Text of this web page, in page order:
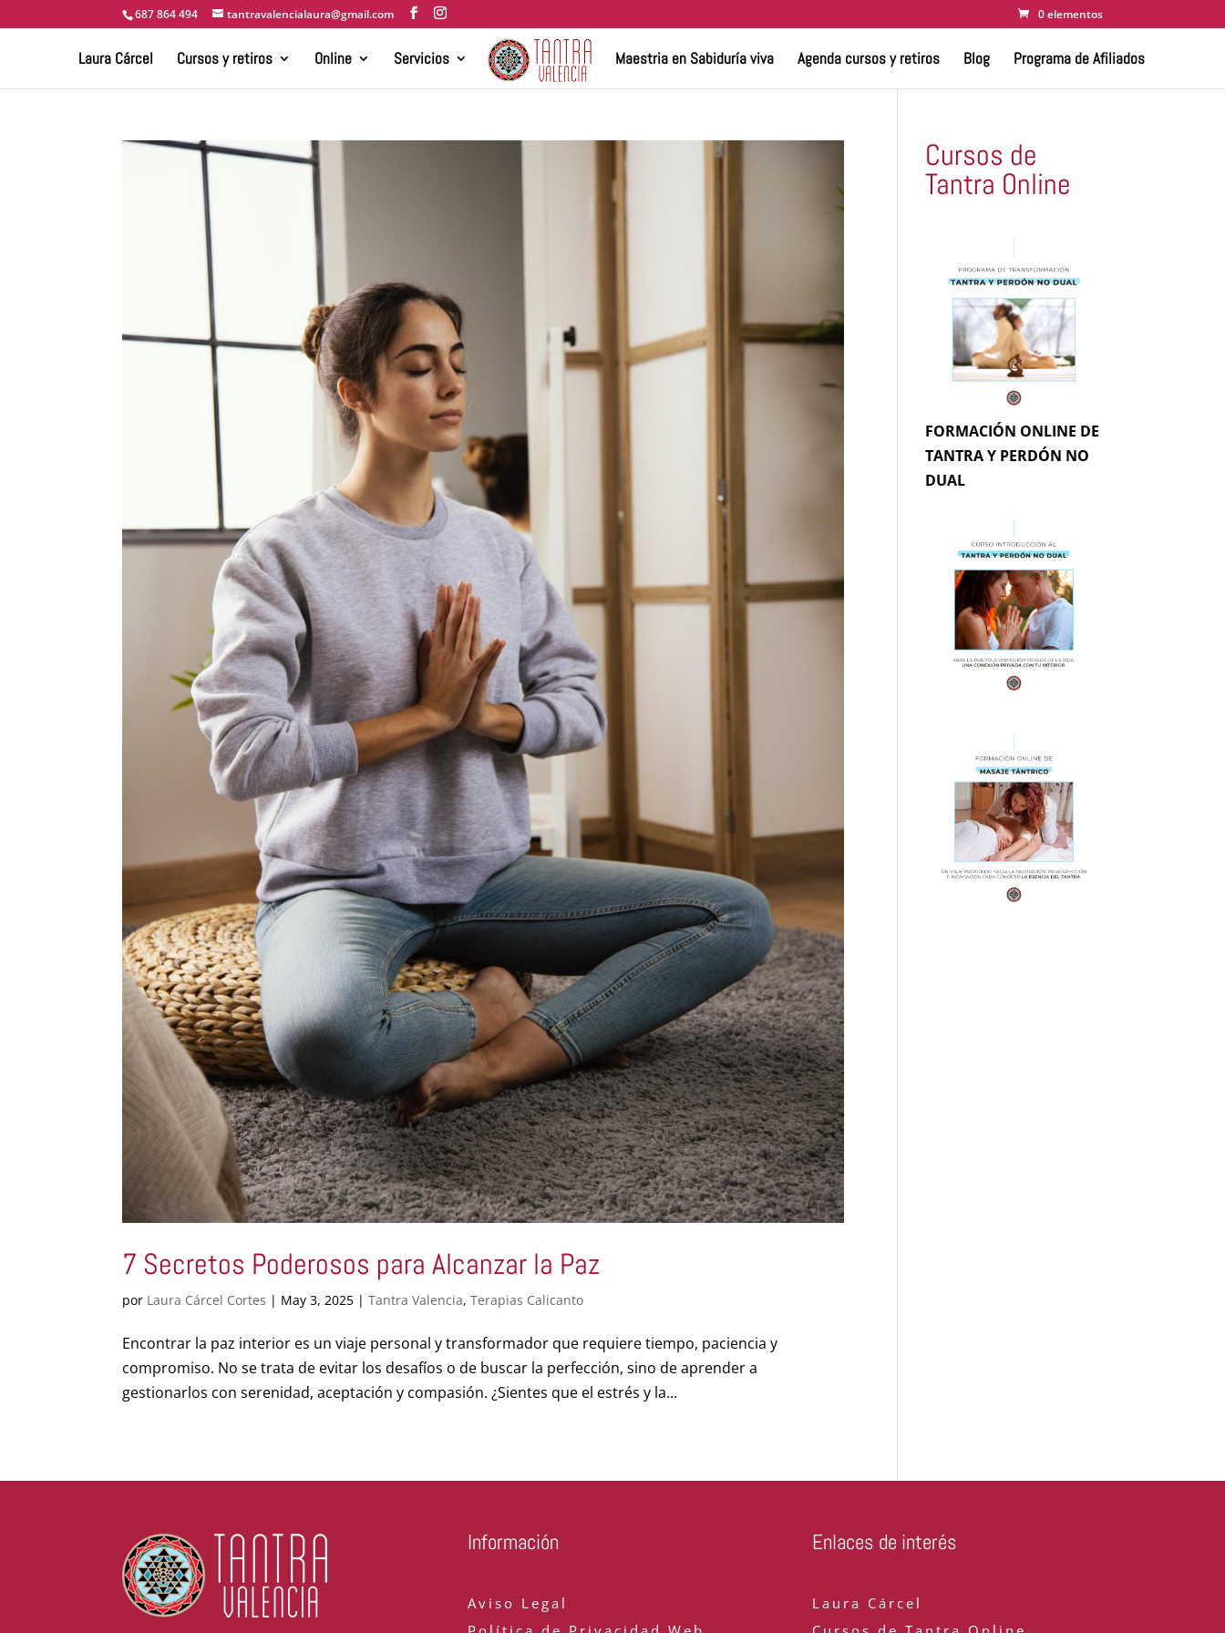
687 864 494 tantravalencialaura@gmail.com 0 elementos
Laura Cárcel Cursos y retiros Online Servicios Maestria en Sabiduría viva Agenda cursos y retiros Blog Programa de Afiliados
7 Secretos Poderosos para Alcanzar la Paz
por Laura Cárcel Cortes | May 3, 2025 |Tantra Valencia,Terapias Calicanto
Encontrar la paz interior es un viaje personal y transformador que requiere tiempo, paciencia y
compromiso. No se trata de evitar los desafíos o de buscar la perfección, sino de aprender a
gestionarlos con serenidad, aceptación y compasión. ¿Sientes que el estrés y la...
Cursos de
Tantra Online
FORMACIÓN ONLINE DE
TANTRA Y PERDÓN NO
DUAL
Información
Aviso Legal
Enlaces de interés
Laura Cárcel